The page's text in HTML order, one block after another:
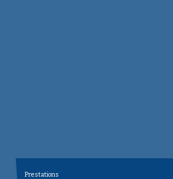
Prestations